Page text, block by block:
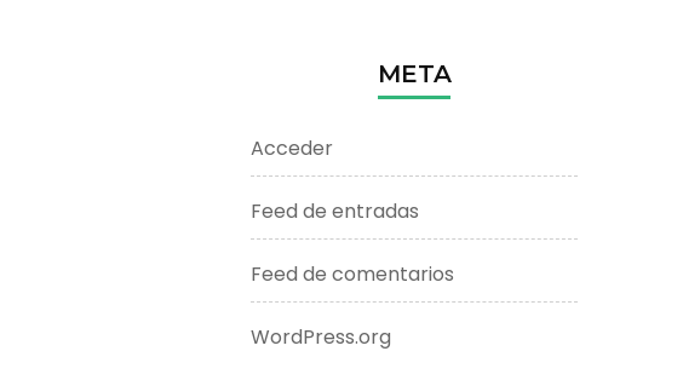
META
Acceder
Feed de entradas
Feed de comentarios
WordPress.org